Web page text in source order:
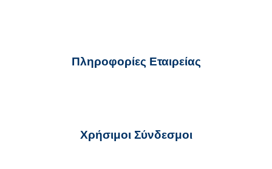
Πληροφορίες Εταιρείας
Χρήσιμοι Σύνδεσμοι